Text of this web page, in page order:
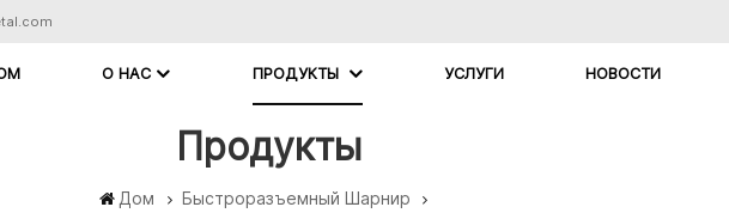
О НАС ПРОДУКТЫ УСЛУГИ НОВОСТИ
Продукты
Дом
Быстроразъемный Шарнир